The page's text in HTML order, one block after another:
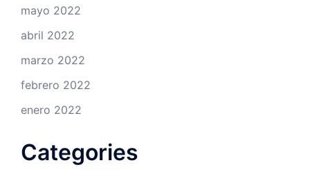
mayo 2022
abril 2022
marzo 2022
febrero 2022
enero 2022
Categories